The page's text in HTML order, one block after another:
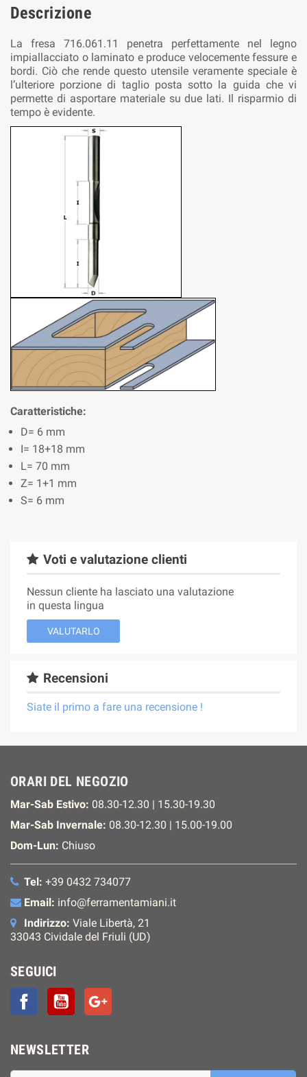
Descrizione
La fresa 716.061.11 penetra perfettamente nel legno
impiallacciato o laminato e produce velocemente fessure e
bordi. Ciò che rende questo utensile veramente speciale è
l’ulteriore porzione di taglio posta sotto la guida che vi
permette di asportare materiale su due lati. Il risparmio di
tempo è evidente.
Caratteristiche:
D= 6 mm
I= 18+18 mm
L= 70 mm
Z= 1+1 mm
S= 6 mm
Voti e valutazione clienti
Nessun cliente ha lasciato una valutazione
in questa lingua
VALUTARLO
Recensioni
Siate il primo a fare una recensione !
ORARI DEL NEGOZIO
Mar-Sab Estivo: 08.30-12.30 | 15.30-19.30
Mar-Sab Invernale: 08.30-12.30 | 15.00-19.00
Dom-Lun: Chiuso
Tel: +39 0432 734077
Email: info@ferramentamiani.it
Indirizzo: Viale Libertà, 21
33043 Cividale del Friuli (UD)
SEGUICI
FacebookYouTube
NEWSLETTER